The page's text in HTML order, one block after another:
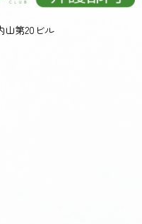
山第20ビル